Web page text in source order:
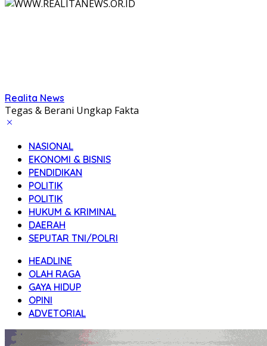
Realita News
Tegas & Berani Ungkap Fakta
NASIONAL
EKONOMI & BISNIS
PENDIDIKAN
POLITIK
POLITIK
HUKUM & KRIMINAL
DAERAH
SEPUTAR TNI/POLRI
HEADLINE
OLAH RAGA
GAYA HIDUP
OPINI
ADVETORIAL